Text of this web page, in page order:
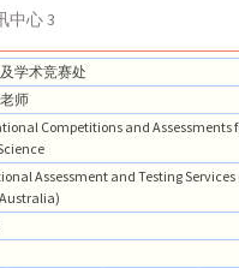
中心 3
学术竞赛处
师
Competitions and Assessments
Assessment and Testing Services